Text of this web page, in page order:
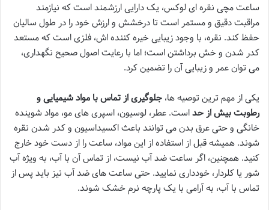
ساعت مچی نقره ای لوکس، یک دارایی ارزشمند است که نیازمند
مراقبت دقیق و مستمر است تا درخشش و ارزش خود را در طول سالیان
حفظ کند. نقره، با وجود زیبایی خیره کننده اش، فلزی است که مستعد
کدر شدن و خش برداشتن است؛ اما با رعایت اصول صحیح نگهداری،
می توان عمر و زیبایی آن را تضمین کرد.
یکی از مهم ترین توصیه ها، جلوگیری از تماس با مواد شیمیایی و
رطوبت بیش از حداست. عطر، لوسیون، اسپری های مو، مواد شوینده
خانگی و حتی عرق بدن می توانند باعث اکسیداسیون و کدر شدن نقره
شوند. همیشه قبل از استفاده از این مواد، ساعت را از دست خود خارج
کنید. همچنین، اگر ساعت ضد آب نیست، از تماس آن با آب، به ویژه آب
شور یا کلردار، خودداری نمایید. حتی ساعت های ضد آب نیز باید پس از
تماس با آب، به آرامی با یک پارچه نرم خشک شوند.